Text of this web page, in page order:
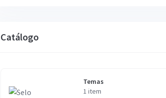
Catálogo
Temas
1 item